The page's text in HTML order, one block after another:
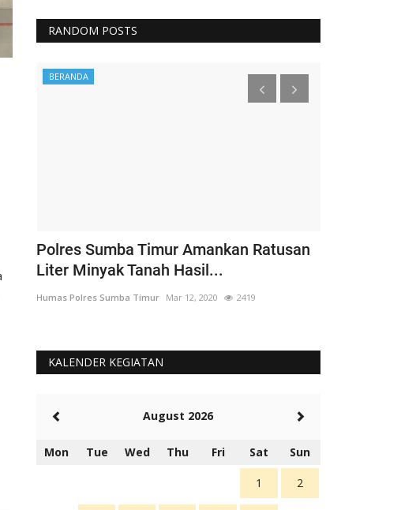
RANDOM POSTS
BERANDA
Polres Sumba Timur Amankan Ratusan
Liter Minyak Tanah Hasil...
Humas Polres Sumba Timur Mar 12, 2020 2419
KALENDER KEGIATAN
August 2026
Mon Tue Wed Thu Fri Sat Sun
1 2